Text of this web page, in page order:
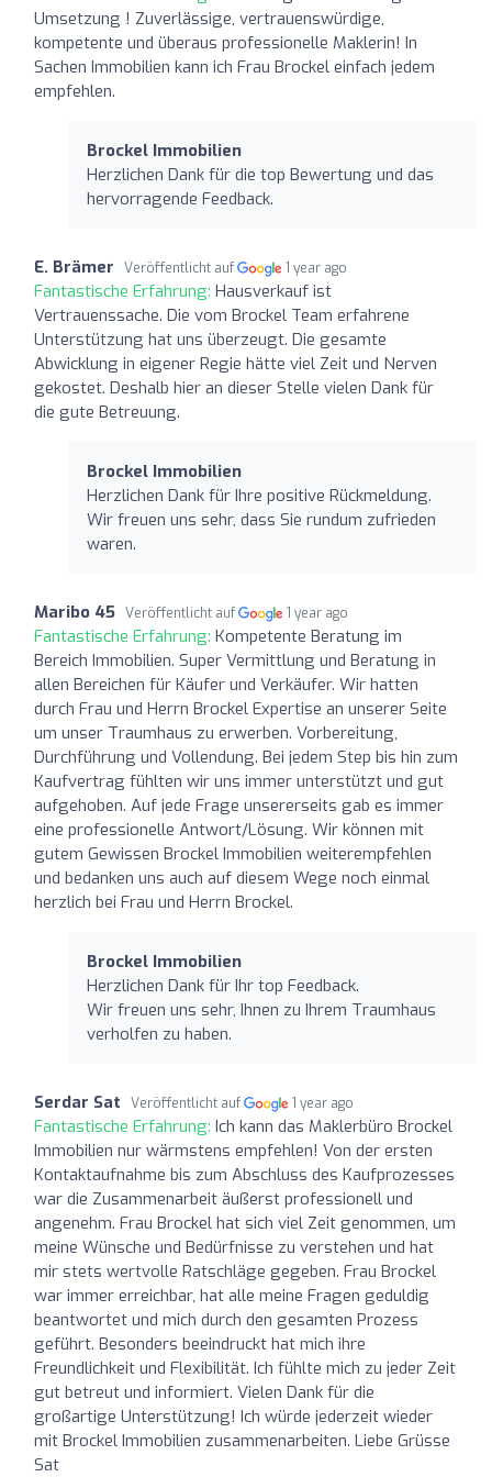
Umsetzung ! Zuverlässige, vertrauenswürdige,
kompetente und überaus professionelle Maklerin! In
Sachen Immobilien kann ich Frau Brockel einfach jedem
empfehlen.
Brockel Immobilien
Herzlichen Dank für die top Bewertung und das
hervorragende Feedback.
E. Brämer Veröffentlicht auf 1 year ago
Fantastische Erfahrung: Hausverkauf ist
Vertrauenssache. Die vom Brockel Team erfahrene
Unterstützung hat uns überzeugt. Die gesamte
Abwicklung in eigener Regie hätte viel Zeit und Nerven
gekostet. Deshalb hier an dieser Stelle vielen Dank für
die gute Betreuung.
Brockel Immobilien
Herzlichen Dank für Ihre positive Rückmeldung.
Wir freuen uns sehr, dass Sie rundum zufrieden
waren.
Maribo 45 Veröffentlicht auf 1 year ago
Fantastische Erfahrung: Kompetente Beratung im
Bereich Immobilien. Super Vermittlung und Beratung in
allen Bereichen für Käufer und Verkäufer. Wir hatten
durch Frau und Herrn Brockel Expertise an unserer Seite
um unser Traumhaus zu erwerben. Vorbereitung,
Durchführung und Vollendung. Bei jedem Step bis hin zum
Kaufvertrag fühlten wir uns immer unterstützt und gut
aufgehoben. Auf jede Frage unsererseits gab es immer
eine professionelle Antwort/Lösung. Wir können mit
gutem Gewissen Brockel Immobilien weiterempfehlen
und bedanken uns auch auf diesem Wege noch einmal
herzlich bei Frau und Herrn Brockel.
Brockel Immobilien
Herzlichen Dank für Ihr top Feedback.
Wir freuen uns sehr, Ihnen zu Ihrem Traumhaus
verholfen zu haben.
Serdar Sat Veröffentlicht auf 1 year ago
Fantastische Erfahrung: Ich kann das Maklerbüro Brockel
Immobilien nur wärmstens empfehlen! Von der ersten
Kontaktaufnahme bis zum Abschluss des Kaufprozesses
war die Zusammenarbeit äußerst professionell und
angenehm. Frau Brockel hat sich viel Zeit genommen, um
meine Wünsche und Bedürfnisse zu verstehen und hat
mir stets wertvolle Ratschläge gegeben. Frau Brockel
war immer erreichbar, hat alle meine Fragen geduldig
beantwortet und mich durch den gesamten Prozess
geführt. Besonders beeindruckt hat mich ihre
Freundlichkeit und Flexibilität. Ich fühlte mich zu jeder Zeit
gut betreut und informiert. Vielen Dank für die
großartige Unterstützung! Ich würde jederzeit wieder
mit Brockel Immobilien zusammenarbeiten. Liebe Grüsse
Sat